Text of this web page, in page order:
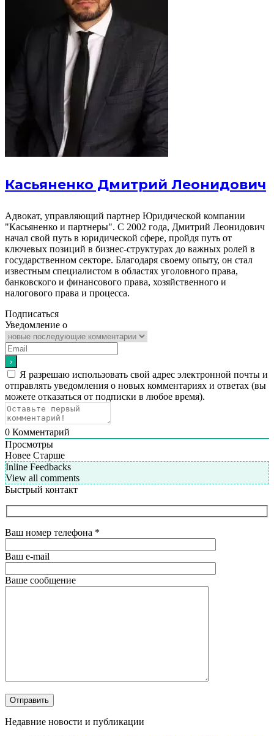
Касьяненко Дмитрий Леонидович
Адвокат, управляющий партнер Юридической компании
"Касьяненко и партнеры". С 2002 года, Дмитрий Леонидович
начал свой путь в юридической сфере, пройдя путь от
ключевых позиций в бизнес-структурах до важных ролей в
государственном секторе. Благодаря своему опыту, он стал
известным специалистом в областях уголовного права,
банковского и финансового права, хозяйственного и
налогового права и процесса.
Подписаться
Уведомление о
Я разрешаю использовать свой адрес электронной почты и
отправлять уведомления о новых комментариях и ответах (вы
можете отказаться от подписки в любое время).
0 Комментарий
Просмотры
Новее Старше
Inline Feedbacks
View all comments
Быстрый контакт
Ваш номер телефона *
Ваш e-mail
Ваше сообщение
Недавние новости и публикации